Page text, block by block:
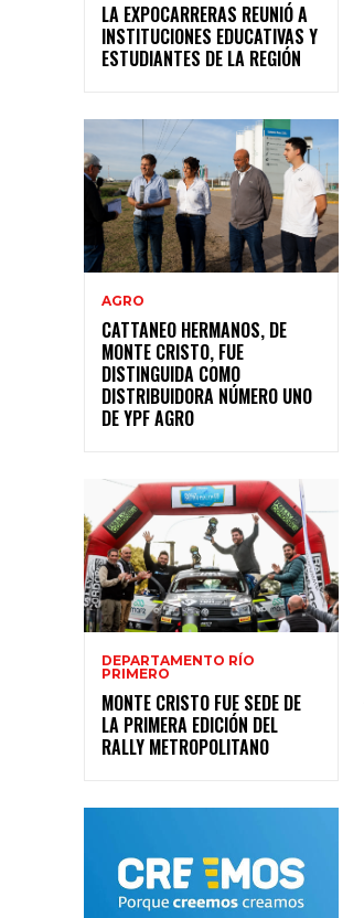
LA EXPOCARRERAS REUNIÓ A
INSTITUCIONES EDUCATIVAS Y
ESTUDIANTES DE LA REGIÓN
AGRO
CATTANEO HERMANOS, DE
MONTE CRISTO, FUE
DISTINGUIDA COMO
DISTRIBUIDORA NÚMERO UNO
DE YPF AGRO
DEPARTAMENTO RÍO
PRIMERO
MONTE CRISTO FUE SEDE DE
LA PRIMERA EDICIÓN DEL
RALLY METROPOLITANO